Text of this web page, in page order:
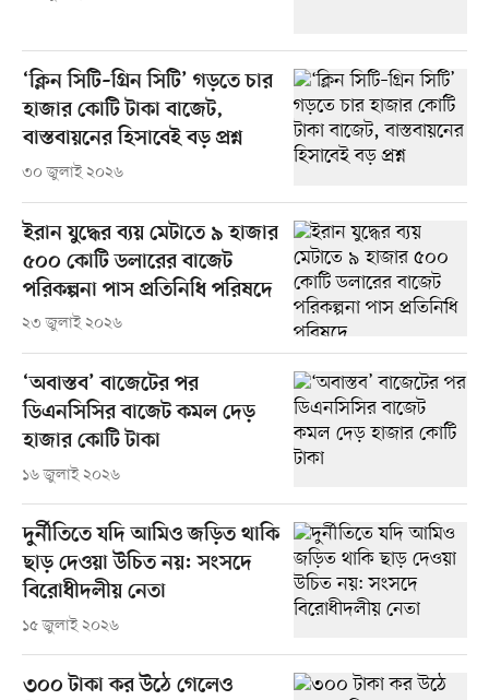
‘ক্লিন সিটি–গ্রিন সিটি’ গড়তে চার
হাজার কোটি টাকা বাজেট,
বাস্তবায়নের হিসাবেই বড় প্রশ্ন
৩০ জুলাই ২০২৬
ইরান যুদ্ধের ব্যয় মেটাতে ৯ হাজার
৫০০ কোটি ডলারের বাজেট
পরিকল্পনা পাস প্রতিনিধি পরিষদে
২৩ জুলাই ২০২৬
‘অবাস্তব’ বাজেটের পর
ডিএনসিসির বাজেট কমল দেড়
হাজার কোটি টাকা
১৬ জুলাই ২০২৬
দুর্নীতিতে যদি আমিও জড়িত থাকি
ছাড় দেওয়া উচিত নয়: সংসদে
বিরোধীদলীয় নেতা
১৫ জুলাই ২০২৬
৩০০ টাকা কর উঠে গেলেও